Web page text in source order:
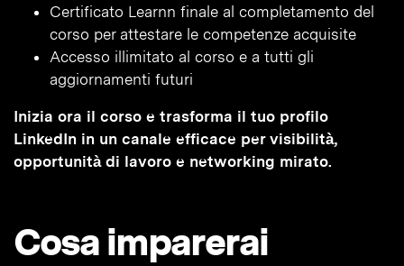
Certificato Learnn finale al completamento del
corso per attestare le competenze acquisite
Accesso illimitato al corso e a tutti gli
aggiornamenti futuri
Inizia ora il corso e trasforma il tuo profilo
LinkedIn in un canale efficace per visibilità,
opportunità di lavoro e networking mirato.
Cosa imparerai